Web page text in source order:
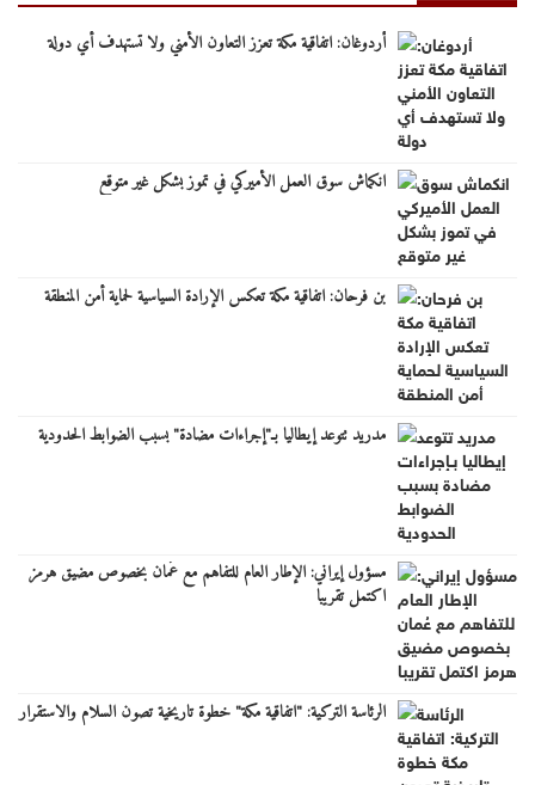
أردوغان: اتفاقية مكة تعزز التعاون الأمني ولا تستهدف أي دولة
انكماش سوق العمل الأميركي في تموز بشكل غير متوقع
بن فرحان: اتفاقية مكة تعكس الإرادة السياسية لحماية أمن المنطقة
مدريد تتوعد إيطاليا بـ"إجراءات مضادة" بسبب الضوابط الحدودية
مسؤول إيراني: الإطار العام للتفاهم مع عُمان بخصوص مضيق هرمز
اكتمل تقريبا
الرئاسة التركية: "اتفاقية مكة" خطوة تاريخية تصون السلام والاستقرار